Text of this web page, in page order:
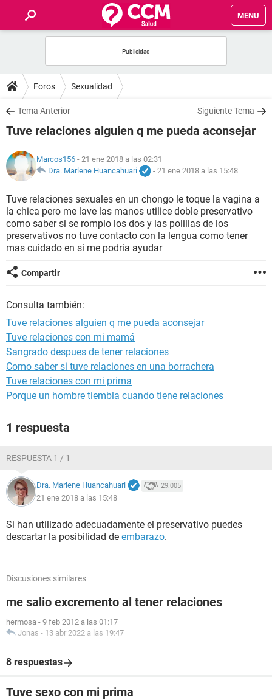
MENU
FOROS
SALUD
NUTRICIÓN
BIENESTAR
SEXUALIDAD
GLOSARIO
Foros Sexualidad
Tema Anterior Siguiente Tema
Tuve relaciones alguien q me pueda aconsejar
Marcos156 - 21 ene 2018 a las 02:31
Dra. Marlene Huancahuari
- 21 ene 2018 a las 15:48
Tuve relaciones sexuales en un chongo le toque la vagina a
la chica pero me lave las manos utilice doble preservativo
como saber si se rompio los dos y las polillas de los
preservativos no tuve contacto con la lengua como tener
mas cuidado en si me podria ayudar
Compartir
Consulta también:
Tuve relaciones alguien q me pueda aconsejar
Tuve relaciones con mi mamá
Sangrado despues de tener relaciones
Como saber si tuve relaciones en una borrachera
Tuve relaciones con mi prima
Porque un hombre tiembla cuando tiene relaciones
1 respuesta
RESPUESTA 1 / 1
Dra. Marlene Huancahuari 29.005
21 ene 2018 a las 15:48
Si han utilizado adecuadamente el preservativo puedes
descartar la posibilidad de embarazo.
Discusiones similares
me salio excremento al tener relaciones
hermosa - 9 feb 2012 a las 01:17
Jonas - 13 abr 2022 a las 19:47
8 respuestas
Tuve sexo con mi prima